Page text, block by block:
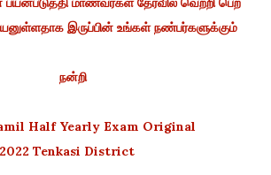
இருப்பின் உங்கள் நண்பர்களுக்கும்
நன்றி
Half Yearly Exam Original
Tenkasi District